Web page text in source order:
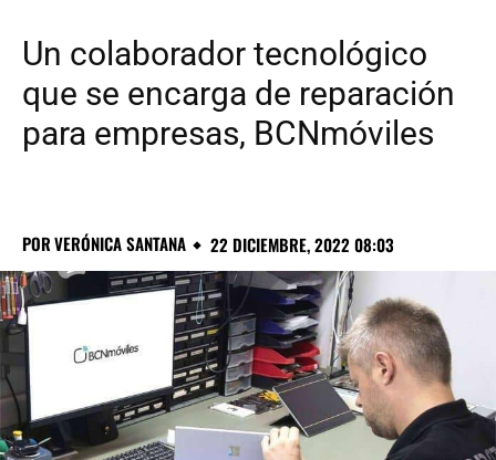
Un colaborador tecnológico
que se encarga de reparación
para empresas, BCNmóviles
PORVERÓNICA SANTANA 22 DICIEMBRE, 2022 08:03